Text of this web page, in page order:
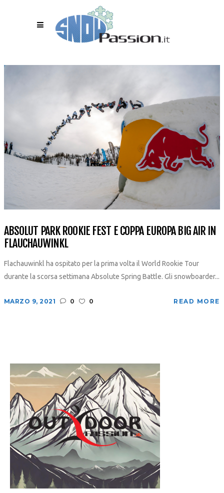
ABSOLUT PARK ROOKIE FEST E COPPA EUROPA BIG AIR IN
FLAUCHAUWINKL
Flachauwinkl ha ospitato per la prima volta il World Rookie Tour
durante la scorsa settimana Absolute Spring Battle. Gli snowboarder...
MARZO 9, 2021 0 0 READ MORE